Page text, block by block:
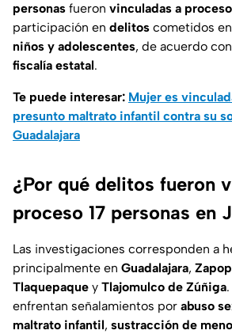
personas fueron vinculadas a proceso
participación en delitos cometidos
niños y adolescentes, de acuerdo
fiscalía estatal.
Te puede interesar: Mujer es
presunto maltrato infantil contra su
Guadalajara
¿Por qué delitos fueron
proceso 17 personas en
Las investigaciones corresponden a
principalmente en Guadalajara,
Tlaquepaque y Tlajomulco de Zúñiga
enfrentan señalamientos por abuso
maltrato infantil, sustracción de